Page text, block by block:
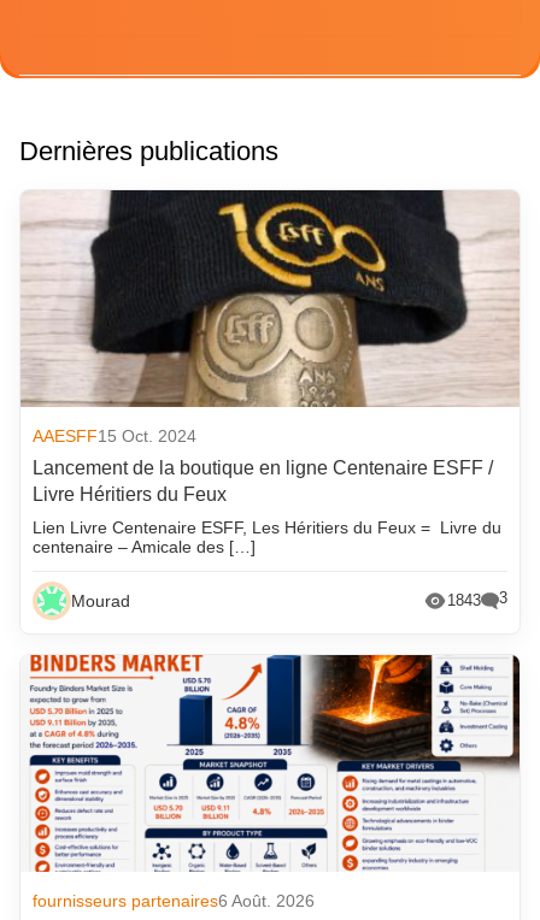
Dernières publications
AAESFF15 Oct. 2024
Lancement de la boutique en ligne Centenaire ESFF /
Livre Héritiers du Feux
Lien Livre Centenaire ESFF, Les Héritiers du Feux = Livre du
centenaire – Amicale des […]
Mourad 1843 3
fournisseurs partenaires6 Août. 2026